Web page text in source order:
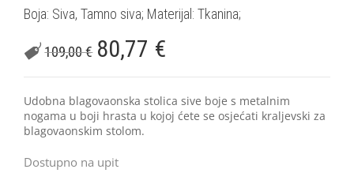
Boja: Siva, Tamno siva; Materijal: Tkanina;
109,00€ 80,77 €
Udobna blagovaonska stolica sive boje s metalnim
nogama u boji hrasta u kojoj ćete se osjećati kraljevski za
blagovaonskim stolom.
Dostupno na upit